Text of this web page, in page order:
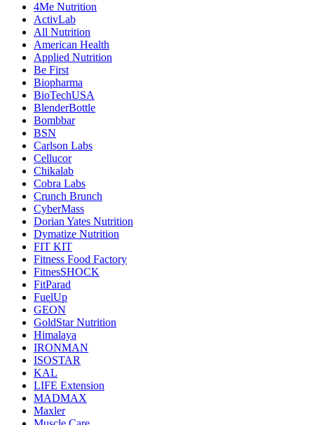
4Me Nutrition
ActivLab
All Nutrition
American Health
Applied Nutrition
Be First
Biopharma
BioTechUSA
BlenderBottle
Bombbar
BSN
Carlson Labs
Cellucor
Chikalab
Cobra Labs
Crunch Brunch
CyberMass
Dorian Yates Nutrition
Dymatize Nutrition
FIT KIT
Fitness Food Factory
FitnesSHOCK
FitParad
FuelUp
GEON
GoldStar Nutrition
Himalaya
IRONMAN
ISOSTAR
KAL
LIFE Extension
MADMAX
Maxler